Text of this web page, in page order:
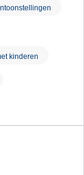
kinderen